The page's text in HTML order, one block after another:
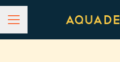
KARRIÄRMENY